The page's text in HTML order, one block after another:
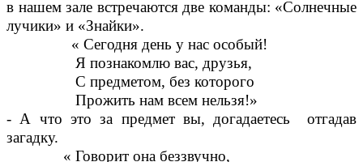
в нашем зале встречаются две команды: «Солнечные
лучики» и «Знайки».
« Сегодня день у нас особый!
Я познакомлю вас, друзья,
С предметом, без которого
Прожить нам всем нельзя!»
- А что это за предмет вы, догадаетесь отгадав
загадку.
« Говорит она беззвучно,